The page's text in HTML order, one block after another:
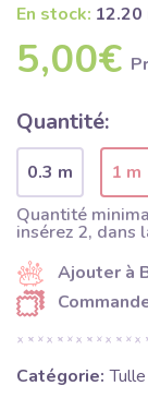
En stock: 12.20
5,00€
Quantité:
0.3 m 1 m
Quantité
insérez 2, dans
Ajouter à
Catégorie: Tulle